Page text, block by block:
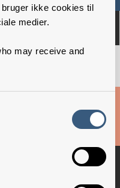
ikke cookies til
medier.
may receive and